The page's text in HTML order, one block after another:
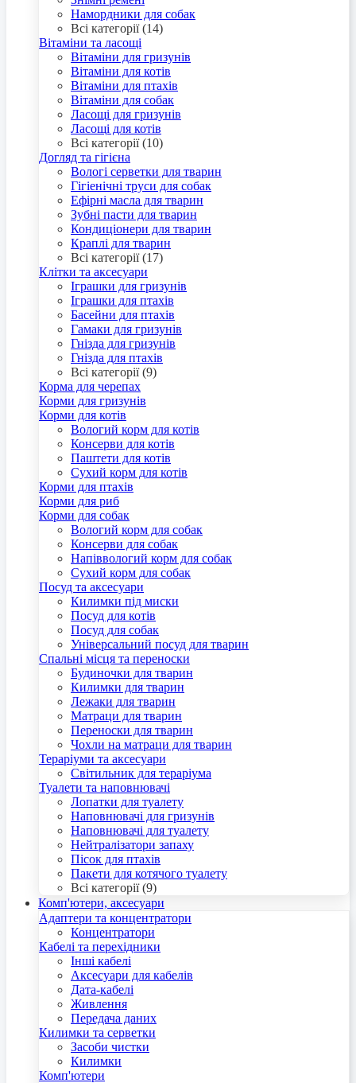
Намордники для собак
Всі категорії (14)
Вітаміни та ласощі
Вітаміни для гризунів
Вітаміни для котів
Вітаміни для птахів
Вітаміни для собак
Ласощі для гризунів
Ласощі для котів
Всі категорії (10)
Догляд та гігієна
Вологі серветки для тварин
Гігіенічні труси для собак
Ефірні масла для тварин
Зубні пасти для тварин
Кондиціонери для тварин
Краплі для тварин
Всі категорії (17)
Клітки та аксесуари
Іграшки для гризунів
Іграшки для птахів
Басейни для птахів
Гамаки для гризунів
Гнізда для гризунів
Гнізда для птахів
Всі категорії (9)
Корма для черепах
Корми для гризунів
Корми для котів
Вологий корм для котів
Консерви для котів
Паштети для котів
Сухий корм для котів
Корми для птахів
Корми для риб
Корми для собак
Вологий корм для собак
Консерви для собак
Напіввологий корм для собак
Сухий корм для собак
Посуд та аксесуари
Килимки під миски
Посуд для котів
Посуд для собак
Універсальний посуд для тварин
Спальні місця та переноски
Будиночки для тварин
Килимки для тварин
Лежаки для тварин
Матраци для тварин
Переноски для тварин
Чохли на матраци для тварин
Тераріуми та аксесуари
Світильник для тераріума
Туалети та наповнювачі
Лопатки для туалету
Наповнювачі для гризунів
Наповнювачі для туалету
Нейтралізатори запаху
Пісок для птахів
Пакети для котячого туалету
Всі категорії (9)
Комп'ютери, аксесуари
Адаптери та концентратори
Концентратори
Кабелі та перехідники
Інші кабелі
Аксесуари для кабелів
Дата-кабелі
Живлення
Передача даних
Килимки та серветки
Засоби чистки
Килимки
Комп'ютери